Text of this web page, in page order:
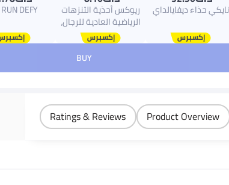
نايكي حذاء ديفايالداي ريوكس أحذية التنزهات
الرياضية العادية للرجال،
أحذية التنزهات الرياضية
الخفيفة الوزن في الهواء
الطلق الأحذية الرياضية،
الأحذية الواقية من
الجلدية، للأعمال التجارية
مكتب القيادة، السفر
أحذية المشي
DEFY
BUY
Product Overview
Ratings & Reviews